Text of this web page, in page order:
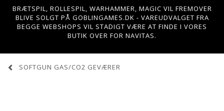
BRÆTSPIL, ROLLESPIL, WARHAMMER, MAGIC VIL FREMOVER
BLIVE SOLGT PÅ GOBLINGAMES.DK - VAREUDVALGET FRA
BEGGE WEBSHOPS VIL STADIGT VÆRE AT FINDE I VORES
BUTIK OVER FOR NAVITAS.
SOFTGUN GAS/CO2 GEVÆRER